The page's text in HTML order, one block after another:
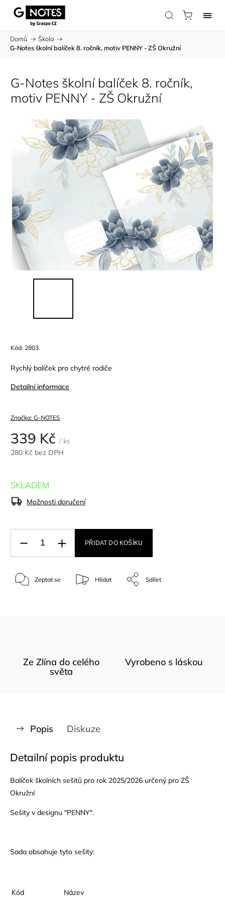
Domů / Škola /
G-Notes školní balíček 8. ročník, motiv PENNY - ZŠ Okružní
G-Notes školní balíček 8. ročník,
motiv PENNY - ZŠ Okružní
Kód: 2803
Rychlý balíček pro chytré rodiče
Detailní informace
Značka: G-NOTES
339 Kč / ks
280 Kč bez DPH
SKLADEM
Možnosti doručení
PŘIDAT DO KOŠÍKU
Zeptat se Hlídat Sdílet
Ze Zlína do celého
světa
Vyrobeno s láskou
Popis Diskuze
Detailní popis produktu
Balíček školních sešitů pro rok 2025/2026 určený pro ZŠ
Okružní
Sešity v designu "PENNY".
Sada obsahuje tyto sešity:
Kód Název